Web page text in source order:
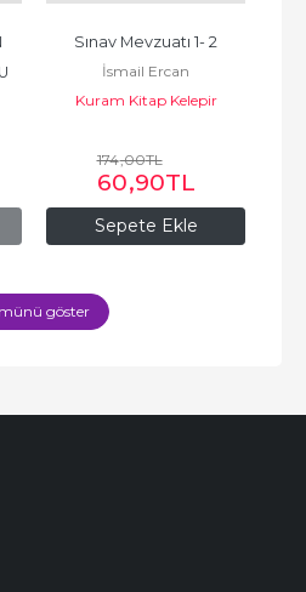
Sepete Ekle
Sınav Mevzuatı 1- 2
İsmail Ercan
Kuram Kitap Kelepir
174,00TL
60,90TL
göster